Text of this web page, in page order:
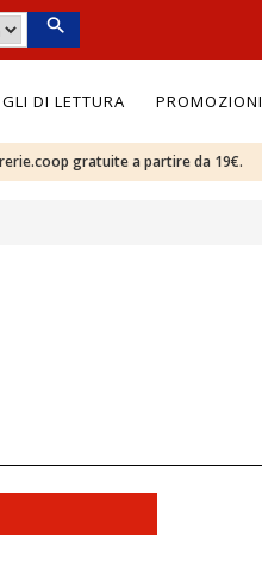
DI LETTURA PROMOZIONI
gratuite a partire da 19€.